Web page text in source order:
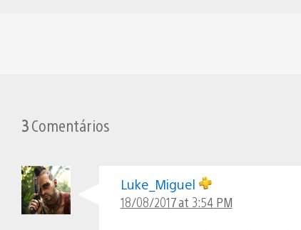
3Comentários
Luke_Miguel
18/08/2017 at 3:54 PM